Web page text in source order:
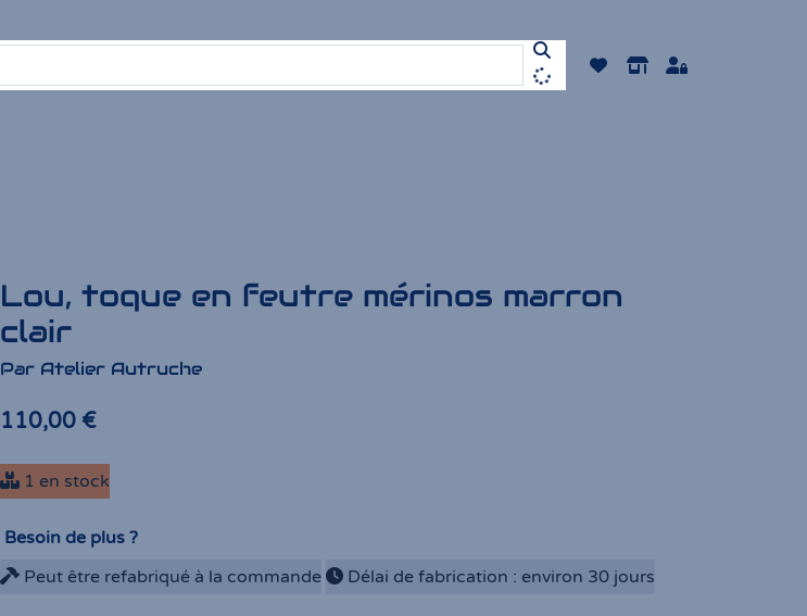
Lou, toque en feutre mérinos marron
clair
Par Atelier Autruche
110,00 €
1 en stock
Besoin de plus ?
Peut être refabriqué à la commande
Délai de fabrication : environ 30 jours